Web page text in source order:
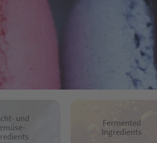
und
Fermented
Ingredients